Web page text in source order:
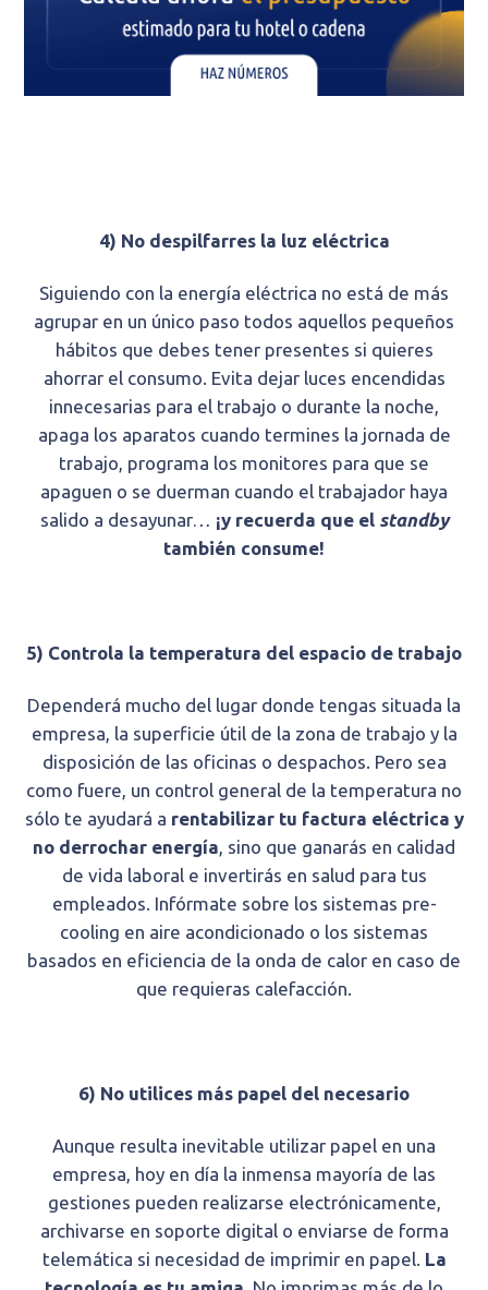
4) No despilfarres la luz eléctrica
Siguiendo con la energía eléctrica no está de más
agrupar en un único paso todos aquellos pequeños
hábitos que debes tener presentes si quieres
ahorrar el consumo. Evita dejar luces encendidas
innecesarias para el trabajo o durante la noche,
apaga los aparatos cuando termines la jornada de
trabajo, programa los monitores para que se
apaguen o se duerman cuando el trabajador haya
salido a desayunar… ¡y recuerda que el standby
también consume!
5) Controla la temperatura del espacio de trabajo
Dependerá mucho del lugar donde tengas situada la
empresa, la superficie útil de la zona de trabajo y la
disposición de las oficinas o despachos. Pero sea
como fuere, un control general de la temperatura no
sólo te ayudará a rentabilizar tu factura eléctrica y
no derrochar energía, sino que ganarás en calidad
de vida laboral e invertirás en salud para tus
empleados. Infórmate sobre los sistemas pre-
cooling en aire acondicionado o los sistemas
basados en eficiencia de la onda de calor en caso de
que requieras calefacción.
6) No utilices más papel del necesario
Aunque resulta inevitable utilizar papel en una
empresa, hoy en día la inmensa mayoría de las
gestiones pueden realizarse electrónicamente,
archivarse en soporte digital o enviarse de forma
telemática si necesidad de imprimir en papel. La